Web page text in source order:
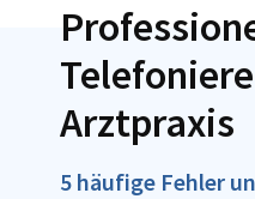
Arztpraxis
5 häufige Fehler